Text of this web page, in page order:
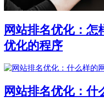
网站排名优化：怎
优化的程序
网站排名优化：什